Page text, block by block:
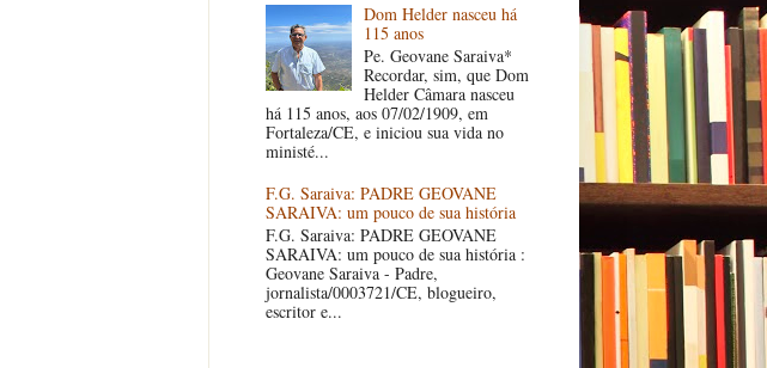
Dom Helder nasceu há
115 anos
Pe. Geovane Saraiva*
Recordar, sim, que Dom
Helder Câmara nasceu
há 115 anos, aos 07/02/1909, em
Fortaleza/CE, e iniciou sua vida no
ministé...
F.G. Saraiva: PADRE GEOVANE
SARAIVA: um pouco de sua história
F.G. Saraiva: PADRE GEOVANE
SARAIVA: um pouco de sua história :
Geovane Saraiva - Padre,
jornalista/0003721/CE, blogueiro,
escritor e...